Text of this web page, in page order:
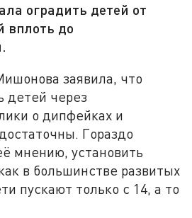
оградить детей от
вплоть до
заявила, что
детей через
о дипфейках и
Гораздо
мнению, установить
в большинстве развитых
пускают только с 14, а то